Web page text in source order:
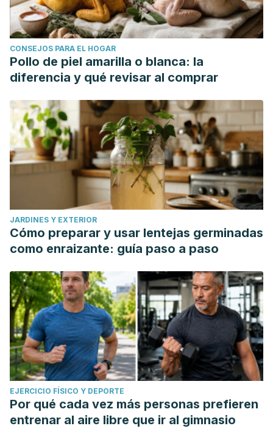
CONSEJOS PARA EL HOGAR
Pollo de piel amarilla o blanca: la
diferencia y qué revisar al comprar
JARDINES Y EXTERIOR
Cómo preparar y usar lentejas germinadas
como enraizante: guía paso a paso
EJERCICIO FÍSICO Y DEPORTE
Por qué cada vez más personas prefieren
entrenar al aire libre que ir al gimnasio